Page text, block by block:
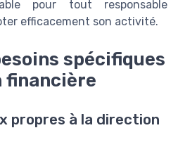
pour tout responsable
efficacement son activité.
spécifiques
financière
propres à la direction